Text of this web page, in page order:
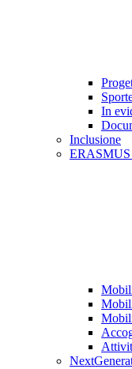
In
Inclusione